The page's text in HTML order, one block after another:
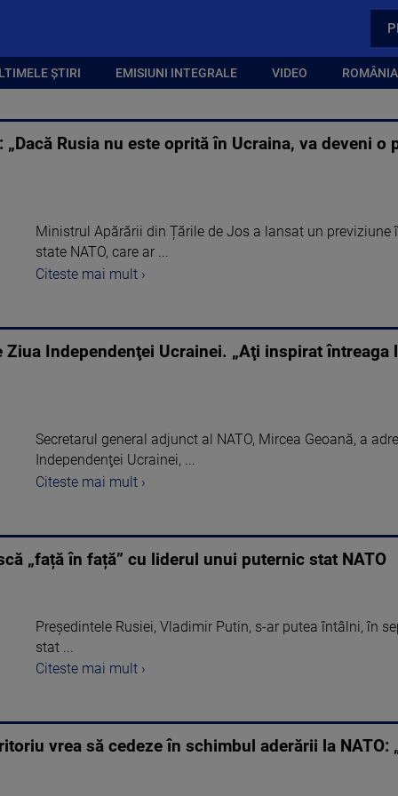
ȘTIRI EMISIUNI INTEGRALE VIDEO
Rusia nu este oprită în Ucraina, va deveni o
Ministrul Apărării din Țările de Jos a lansat un previziune
state NATO, care ar ...
Citeste mai mult ›
Ziua Independenţei Ucrainei. „Aţi inspirat
Secretarul general adjunct al NATO, Mircea Geoană, a
Independenţei Ucrainei, ...
Citeste mai mult ›
„față în față” cu liderul unui puternic stat NATO
Președintele Rusiei, Vladimir Putin, s-ar putea întâlni, în
stat ...
Citeste mai mult ›
vrea să cedeze în schimbul aderării la NATO: